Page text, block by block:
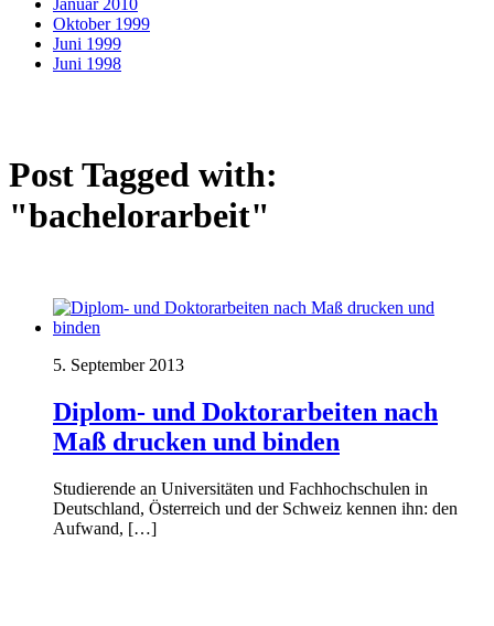
Januar 2010
Oktober 1999
Juni 1999
Juni 1998
Post Tagged with:
"bachelorarbeit"
5. September 2013
Diplom- und Doktorarbeiten nach
Maß drucken und binden
Studierende an Universitäten und Fachhochschulen in
Deutschland, Österreich und der Schweiz kennen ihn: den
Aufwand, […]